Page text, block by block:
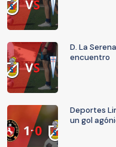
D. La
encuentro
Deportes
un gol